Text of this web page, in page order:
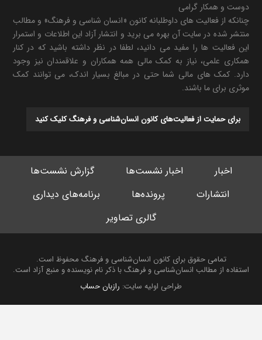
دوست و همکار گرامی
چنانکه از فعالیت های داوطلبانه کانون «انسان شناسی و فرهنگ» و مطالب
منتشر شده در سایت آن بهره می برید و انتشار آزاد این اطلاعات و استمرار
این فعالیت ها را مفید می دانید، لطفا در نظر داشته باشید که در کنار
همکاری علمی، نیاز به کمک مالی همه همکاران و علاقمندان نیز وجود
دارد. کمک های مالی شما حتی در مبالغ بسیار اندک، می توانند کمک
موثری برای ما باشند.
برای حمایت از فعالیت‌های کانون انسان‌شناسی و فرهنگ کلیک کنید
اخبار اخبار نشست‌ها
گزارش نشست‌ها
انتشارات
پرونده‌ها
برنامه‌های دیداری
گالری تصاویر
تمامی حقوق برای کانون انسان‌شناسی و فرهنگ محفوظ است.
استفاده از مطالب انسان‌شناسی و فرهنگ با ذکر نام نویسنده و منبع آزاد است.
طراحی اولیه سایت:رازبان حساب